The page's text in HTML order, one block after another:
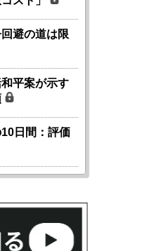
避の道は限
平案が示す
日間：評価